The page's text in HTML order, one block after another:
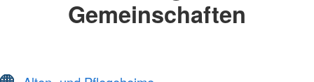
Gemeinschaften